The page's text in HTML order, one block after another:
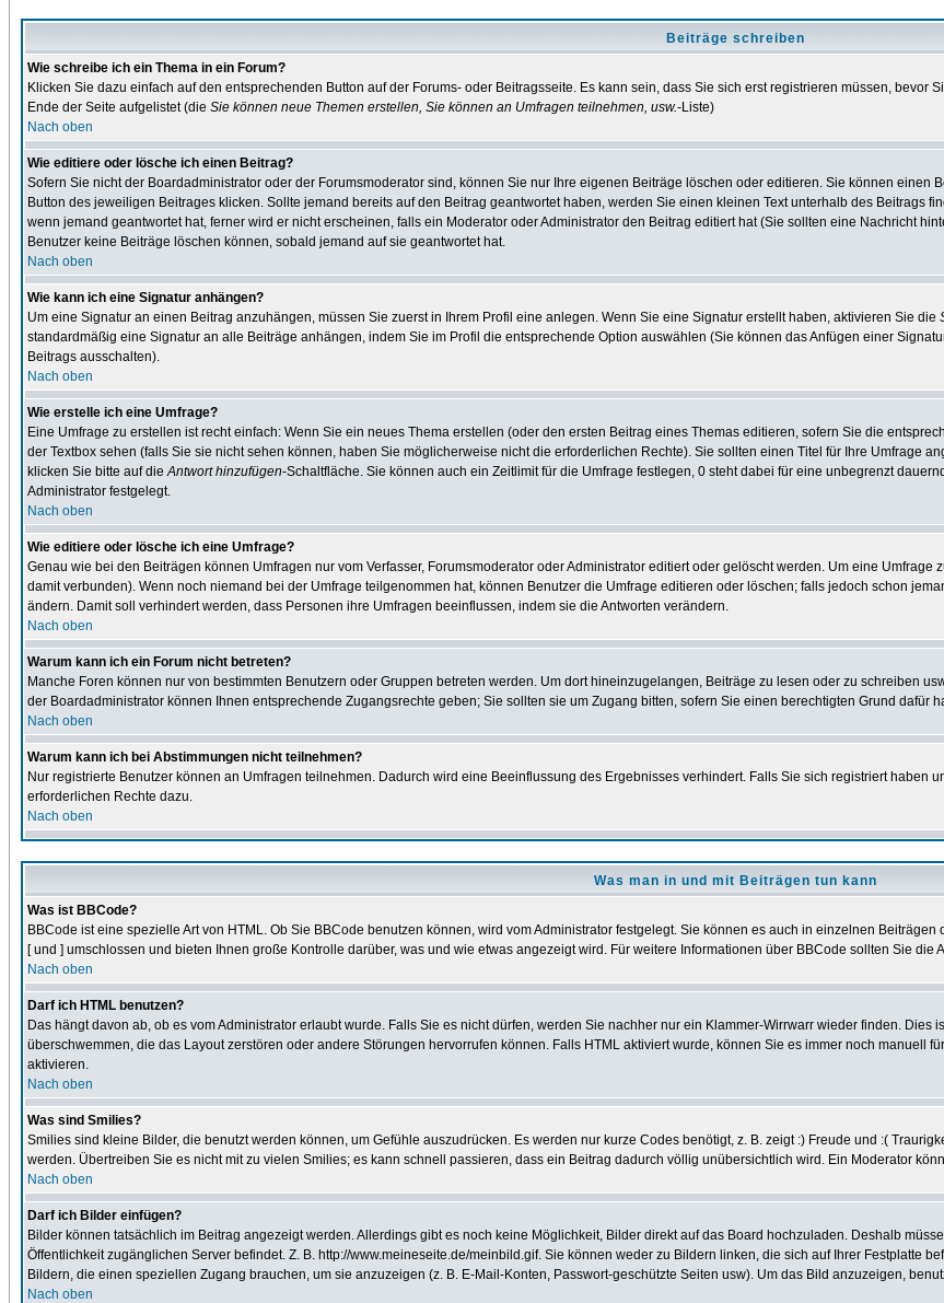
Beiträge schreiben
Wie schreibe ich ein Thema in ein Forum?
Klicken Sie dazu einfach auf den entsprechenden Button auf der Forums- oder Beitragsseite. Es kann sein, dass Sie sich erst registrieren müssen,
Ende der Seite aufgelistet (die Sie können neue Themen erstellen, Sie können an Umfragen teilnehmen, usw.-Liste)
Nach oben
Wie editiere oder lösche ich einen Beitrag?
Sofern Sie nicht der Boardadministrator oder der Forumsmoderator sind, können Sie nur Ihre eigenen Beiträge löschen oder editieren. Sie können einen
Button des jeweiligen Beitrages klicken. Sollte jemand bereits auf den Beitrag geantwortet haben, werden Sie einen kleinen Text unterhalb des Beitrags
wenn jemand geantwortet hat, ferner wird er nicht erscheinen, falls ein Moderator oder Administrator den Beitrag editiert hat (Sie sollten eine Nachricht
Benutzer keine Beiträge löschen können, sobald jemand auf sie geantwortet hat.
Nach oben
Wie kann ich eine Signatur anhängen?
Um eine Signatur an einen Beitrag anzuhängen, müssen Sie zuerst in Ihrem Profil eine anlegen. Wenn Sie eine Signatur erstellt haben, aktivieren Sie die
standardmäßig eine Signatur an alle Beiträge anhängen, indem Sie im Profil die entsprechende Option auswählen (Sie können das Anfügen einer
Beitrags ausschalten).
Nach oben
Wie erstelle ich eine Umfrage?
Eine Umfrage zu erstellen ist recht einfach: Wenn Sie ein neues Thema erstellen (oder den ersten Beitrag eines Themas editieren, sofern Sie die
der Textbox sehen (falls Sie sie nicht sehen können, haben Sie möglicherweise nicht die erforderlichen Rechte). Sie sollten einen Titel für Ihre Umfrage
klicken Sie bitte auf dieAntwort hinzufügen-Schaltfläche. Sie können auch ein Zeitlimit für die Umfrage festlegen, 0 steht dabei für eine unbegrenzt
Administrator festgelegt.
Nach oben
Wie editiere oder lösche ich eine Umfrage?
Genau wie bei den Beiträgen können Umfragen nur vom Verfasser, Forumsmoderator oder Administrator editiert oder gelöscht werden. Um eine
damit verbunden). Wenn noch niemand bei der Umfrage teilgenommen hat, können Benutzer die Umfrage editieren oder löschen; falls jedoch schon
ändern. Damit soll verhindert werden, dass Personen ihre Umfragen beeinflussen, indem sie die Antworten verändern.
Nach oben
Warum kann ich ein Forum nicht betreten?
Manche Foren können nur von bestimmten Benutzern oder Gruppen betreten werden. Um dort hineinzugelangen, Beiträge zu lesen oder zu schreiben
der Boardadministrator können Ihnen entsprechende Zugangsrechte geben; Sie sollten sie um Zugang bitten, sofern Sie einen berechtigten Grund dafür
Nach oben
Warum kann ich bei Abstimmungen nicht teilnehmen?
Nur registrierte Benutzer können an Umfragen teilnehmen. Dadurch wird eine Beeinflussung des Ergebnisses verhindert. Falls Sie sich registriert haben
erforderlichen Rechte dazu.
Nach oben
Was man in und mit Beiträgen tun kann
Was ist BBCode?
BBCode ist eine spezielle Art von HTML. Ob Sie BBCode benutzen können, wird vom Administrator festgelegt. Sie können es auch in einzelnen
[ und ] umschlossen und bieten Ihnen große Kontrolle darüber, was und wie etwas angezeigt wird. Für weitere Informationen über BBCode sollten Sie
Nach oben
Darf ich HTML benutzen?
Das hängt davon ab, ob es vom Administrator erlaubt wurde. Falls Sie es nicht dürfen, werden Sie nachher nur ein Klammer-Wirrwarr wieder finden. Dies
überschwemmen, die das Layout zerstören oder andere Störungen hervorrufen können. Falls HTML aktiviert wurde, können Sie es immer noch manuell
aktivieren.
Nach oben
Was sind Smilies?
Smilies sind kleine Bilder, die benutzt werden können, um Gefühle auszudrücken. Es werden nur kurze Codes benötigt, z. B. zeigt :) Freude und :(
werden. Übertreiben Sie es nicht mit zu vielen Smilies; es kann schnell passieren, dass ein Beitrag dadurch völlig unübersichtlich wird. Ein Moderator
Nach oben
Darf ich Bilder einfügen?
Bilder können tatsächlich im Beitrag angezeigt werden. Allerdings gibt es noch keine Möglichkeit, Bilder direkt auf das Board hochzuladen. Deshalb
Öffentlichkeit zugänglichen Server befindet. Z. B. http://www.meineseite.de/meinbild.gif. Sie können weder zu Bildern linken, die sich auf Ihrer Festplatte
Bildern, die einen speziellen Zugang brauchen, um sie anzuzeigen (z. B. E-Mail-Konten, Passwort-geschützte Seiten usw). Um das Bild anzuzeigen,
Nach oben